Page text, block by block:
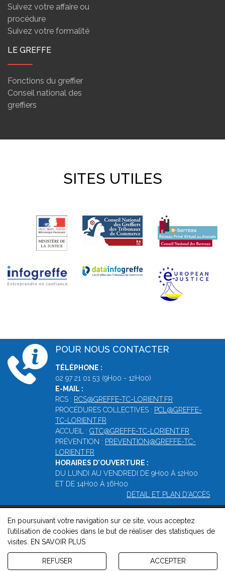
Suivez votre affaire ou
procédure
Suivez votre formalité
LE GREFFE
Fonctions du greffier
Conseil national des
greffiers
SITES UTILES
POUR NOUS CONTACTER
TÉLÉPHONE :
02 97 21 01 53 (9H00 - 12H00)
E-MAIL :
RCS : RCS@GREFFE-TC-LORIENT.FR
PROCÉDURES COLLECTIVES : PCL@GREFFE-
TC-LORIENT.FR
ACCUEIL : GTC@GREFFE-TC-LORIENT.FR
PRÉVENTION : PREVENTION@GREFFE-TC-
LORIENT.FR
HORAIRES D'OUVERTURE :
DU LUNDI AU VENDREDI DE 9H00 À 12H00
ET DE 14H00 À 16H00
DÉTAIL ET PLAN D'ACCÈS
© 2026, Greffe du Tribunal de Commerce de Lorient -Mentions
légales-Contact -Gestion des cookies -Politique de
confidentialité et de cookies
Version : 1.8.1
En poursuivant votre navigation sur ce site, vous acceptez
l’utilisation de cookies dans le but de réaliser des statistiques de
visites.
EN SAVOIR PLUS
REFUSER ACCEPTER